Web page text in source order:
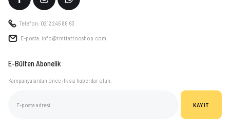
Telefon: 0212 245 88 63
E-posta: info@tmttattooshop.com
E-Bülten Abonelik
Kampanyalardan önce ilk siz haberdar olun.
KAYIT